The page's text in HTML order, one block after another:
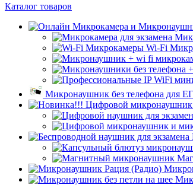
Каталог товаров
Wi-Fi
Микронаушник без телефона для